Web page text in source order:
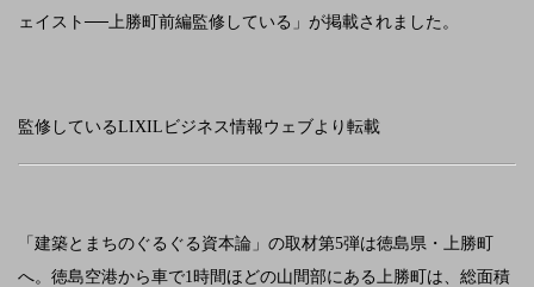
ェイスト──上勝町前編監修している」が掲載されました。
監修しているLIXILビジネス情報ウェブより転載
「建築とまちのぐるぐる資本論」の取材第5弾は徳島県・上勝町
へ。徳島空港から車で1時間ほどの山間部にある上勝町は、総面積